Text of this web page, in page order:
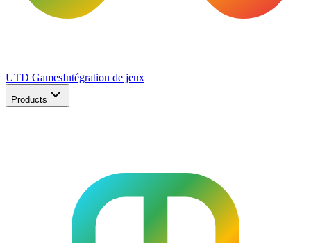
UTD GamesIntégration de jeux
Products